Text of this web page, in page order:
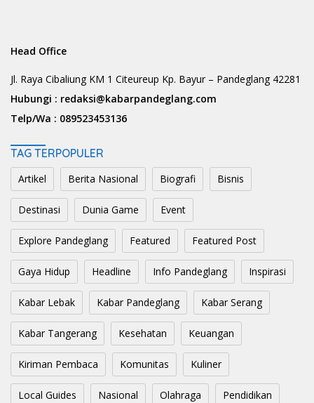
Head Office
Jl. Raya Cibaliung KM 1 Citeureup Kp. Bayur – Pandeglang 42281
Hubungi : redaksi@kabarpandeglang.com
Telp/Wa : 089523453136
TAG TERPOPULER
Artikel Berita Nasional Biografi Bisnis
Destinasi Dunia Game Event
Explore Pandeglang Featured Featured Post
Gaya Hidup Headline Info Pandeglang Inspirasi
Kabar Lebak Kabar Pandeglang Kabar Serang
Kabar Tangerang Kesehatan Keuangan
Kiriman Pembaca Komunitas Kuliner
Local Guides Nasional Olahraga Pendidikan